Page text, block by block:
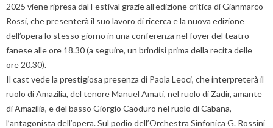
2025 viene ripresa dal Festival grazie all’edizione critica di Gianmarco
Rossi, che presenterà il suo lavoro di ricerca e la nuova edizione
dell’opera lo stesso giorno in una conferenza nel foyer del teatro
fanese alle ore 18.30 (a seguire, un brindisi prima della recita delle
ore 20.30).
Il cast vede la prestigiosa presenza di Paola Leoci, che interpreterà il
ruolo di Amazilia, del tenore Manuel Amati, nel ruolo di Zadir, amante
di Amazilia, e del basso Giorgio Caoduro nel ruolo di Cabana,
l’antagonista dell’opera. Sul podio dell’Orchestra Sinfonica G. Rossini